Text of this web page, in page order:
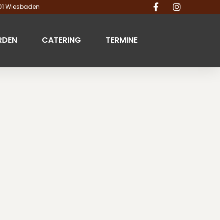
Wiesbaden
CATERING TERMINE